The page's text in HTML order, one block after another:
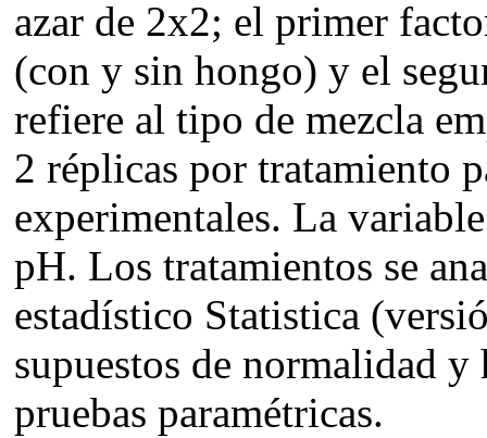
azar de 2x2; el primer
(con y sin hongo) y el
refiere al tipo de mezcla
2 réplicas por tratamiento
experimentales. La
pH. Los tratamientos se
estadístico Statistica
supuestos de normalidad y
pruebas paramétricas.